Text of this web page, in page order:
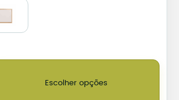
Minha Carne é de Carnaval, Meu Coração
Escolher opções